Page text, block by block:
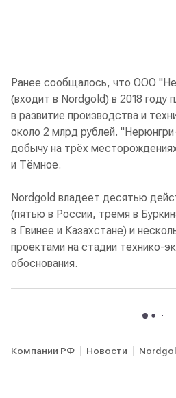
Ранее сообщалось, что ООО
(входит в Nordgold) в 2018 году
в развитие производства и
около 2 млрд рублей.
добычу на трёх
и Тёмное.
Nordgold владеет десятью
(пятью в России, тремя в
в Гвинее и Казахстане) и
проектами на стадии технико-
обоснования.
Компании РФ Новости